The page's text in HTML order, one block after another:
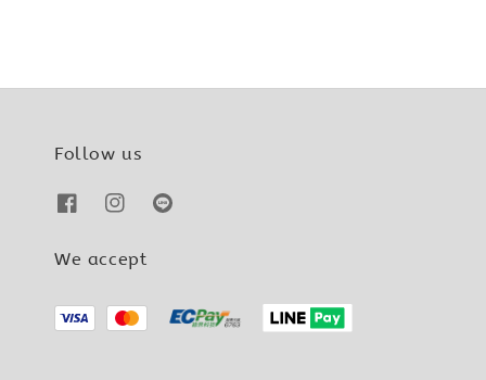
Follow us
We accept